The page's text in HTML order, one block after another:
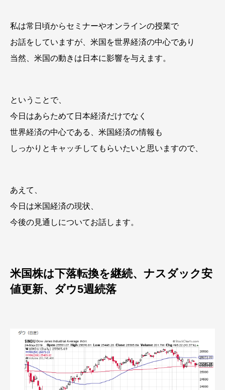
私は常日頃からセミナーやオンラインの授業で
お話をしていますが、米国を世界経済の中心であり
当然、米国の動きは日本に影響を与えます。
ということで、
今日はあらためて日本経済だけでなく
世界経済の中心である、米国経済の情報も
しっかりとキャッチしてもらいたいと思いますので、
あえて、
今日は米国経済の現状、
今後の見通しについてお話します。
米国株は下落転換を継続、ナスダック安
値更新、ダウ5週続落